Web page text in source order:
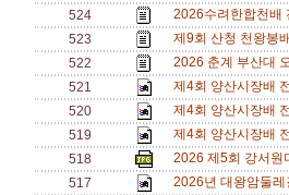
524
2026수려한합천배
523
제9회 산청 천왕봉
522
2026 춘계 부산대
521
제4회 양산시장배
520
제4회 양산시장배
519
제4회 양산시장배
518
2026 제5회 강서
517
2026년 대왕암둘